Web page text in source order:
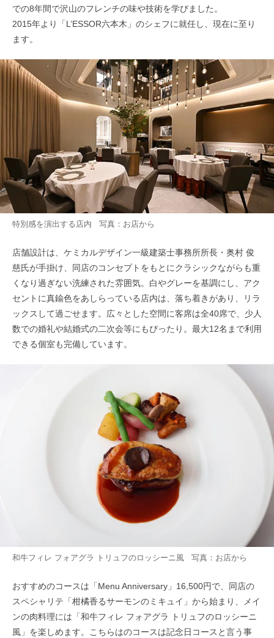
での8年間で沢山のフレンチの味や技術を学びました。
2015年より「L’ESSOR六本木」のシェフに就任し、現在に至り
ます。
特別感を演出する店内 写真：お店から
店舗設計は、ケミカルデザイン一級建築士事務所所長・奥村 俊
慈氏が手掛け、同店のコンセプトをもとにクラシックながらも重
くなり過ぎない洗練された雰囲気。白やグレーを基調にし、アク
セントに真鍮色をあしらっている店内は、落ち着きがあり、リラ
ックスして過ごせます。広々とした空間に客席は全40席で、少人
数での婚礼や結婚式の二次会等にもぴったり。最大12名まで利用
できる個室も完備しています。
和牛フィレ フォアグラ トリュフのロッシーニ風 写真：お店から
おすすめのコースは「Menu Anniversary」16,500円で、同店の
スペシャリテ「柑橘香るサーモンのミキュイ」から始まり、メイ
ンの肉料理には「和牛フィレ フォアグラ トリュフのロッシーニ
風」を楽しめます。こちらはのコースは記念日コースと言う事